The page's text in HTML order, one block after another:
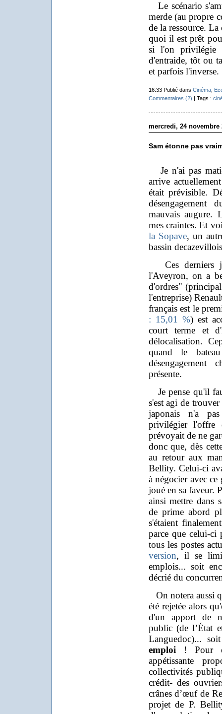
Le scénario
merde (au propre
de la ressource.
quoi il est prêt
si l'on
d'entraide, tôt ou
et parfois l'inverse.
16:33 Publié dans Cinéma,
Commentaires (2) | Tags :
mercredi, 24 novembre
Sam étonne pas
Je n'ai pas
arrive
était prévisible.
désengagement
mauvais augure.
mes craintes. Et
la Sopave, un
bassin
Ces derniers
l'Aveyron, on a
d'ordres"
l'entreprise)
français est le
: 15,01 %) est
court terme et
délocalisation.
quand le
désengagement
présente.
Je pense qu'il
s'est agi de
japonais n'a
privilégier l'offre
prévoyait de ne
donc que, dès
au retour aux
Bellity. Celui-ci
à négocier avec
joué en sa faveur.
ainsi mettre dans
de prime abord
s'étaient
parce que celui-ci
tous les postes
version, il se
emplois... soit
décrié du
On notera aussi
été rejetée alors
d'un apport de
public (de l’État
Languedoc)...
emploi! Pour
appétissante
collectivités
crédit- des
crânes d’œuf de
projet de P.